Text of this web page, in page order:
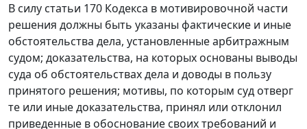
В силу статьи 170 Кодекса в мотивировочной части
решения должны быть указаны фактические и иные
обстоятельства дела, установленные арбитражным
судом; доказательства, на которых основаны выводы
суда об обстоятельствах дела и доводы в пользу
принятого решения; мотивы, по которым суд отверг
те или иные доказательства, принял или отклонил
приведенные в обоснование своих требований и